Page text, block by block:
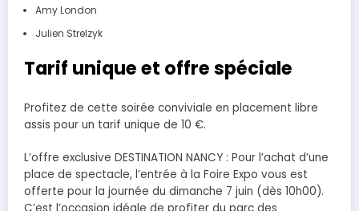
Amy London
Julien Strelzyk
Tarif unique et offre spéciale
Profitez de cette soirée conviviale en placement libre
assis pour un tarif unique de 10 €.
L’offre exclusive DESTINATION NANCY : Pour l’achat d’une
place de spectacle, l’entrée à la Foire Expo vous est
offerte pour la journée du dimanche 7 juin (dès 10h00).
C’est l’occasion idéale de profiter du parc des